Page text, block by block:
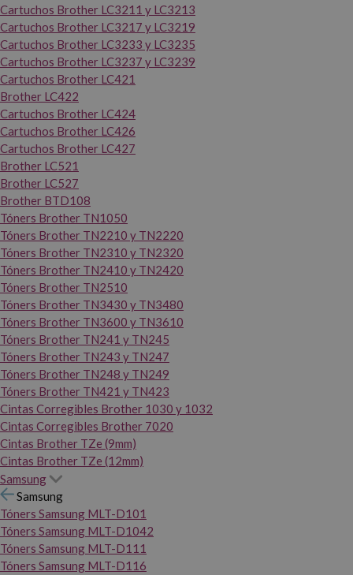
Cartuchos Brother LC3211 y LC3213
Cartuchos Brother LC3217 y LC3219
Cartuchos Brother LC3233 y LC3235
Cartuchos Brother LC3237 y LC3239
Cartuchos Brother LC421
Brother LC422
Cartuchos Brother LC424
Cartuchos Brother LC426
Cartuchos Brother LC427
Brother LC521
Brother LC527
Brother BTD108
Tóners Brother TN1050
Tóners Brother TN2210 y TN2220
Tóners Brother TN2310 y TN2320
Tóners Brother TN2410 y TN2420
Tóners Brother TN2510
Tóners Brother TN3430 y TN3480
Tóners Brother TN3600 y TN3610
Tóners Brother TN241 y TN245
Tóners Brother TN243 y TN247
Tóners Brother TN248 y TN249
Tóners Brother TN421 y TN423
Cintas Corregibles Brother 1030 y 1032
Cintas Corregibles Brother 7020
Cintas Brother TZe (9mm)
Cintas Brother TZe (12mm)
Samsung
Samsung
Tóners Samsung MLT-D101
Tóners Samsung MLT-D1042
Tóners Samsung MLT-D111
Tóners Samsung MLT-D116